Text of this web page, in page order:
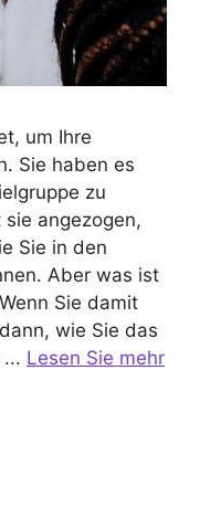
um Ihre
Sie haben es
zu
angezogen,
Sie in den
Aber was ist
Sie damit
wie Sie das
Lesen Sie mehr